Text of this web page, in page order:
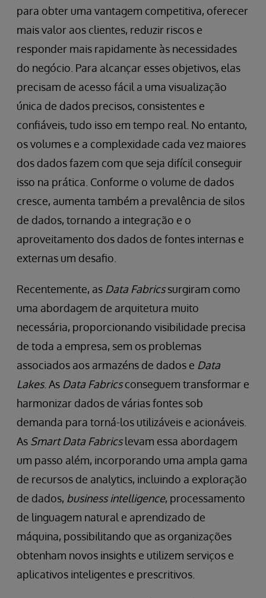
para obter uma vantagem competitiva, oferecer
mais valor aos clientes, reduzir riscos e
responder mais rapidamente às necessidades
do negócio. Para alcançar esses objetivos, elas
precisam de acesso fácil a uma visualização
única de dados precisos, consistentes e
confiáveis, tudo isso em tempo real. No entanto,
os volumes e a complexidade cada vez maiores
dos dados fazem com que seja difícil conseguir
isso na prática. Conforme o volume de dados
cresce, aumenta também a prevalência de silos
de dados, tornando a integração e o
aproveitamento dos dados de fontes internas e
externas um desafio.
Recentemente, as Data Fabricssurgiram como
uma abordagem de arquitetura muito
necessária, proporcionando visibilidade precisa
de toda a empresa, sem os problemas
associados aos armazéns de dados e Data
Lakes. As Data Fabricsconseguem transformar e
harmonizar dados de várias fontes sob
demanda para torná-los utilizáveis e acionáveis.
As Smart Data Fabricslevam essa abordagem
um passo além, incorporando uma ampla gama
de recursos de analytics, incluindo a exploração
de dados, business intelligence, processamento
de linguagem natural e aprendizado de
máquina, possibilitando que as organizações
obtenham novos insights e utilizem serviços e
aplicativos inteligentes e prescritivos.